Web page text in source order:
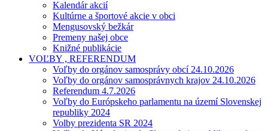
Kalendár akcií
Kultúrne a športové akcie v obci
Mengusovský bežkár
Premeny našej obce
Knižné publikácie
VOĽBY , REFERENDUM
Voľby do orgánov samosprávy obcí 24.10.2026
Voľby do orgánov samosprávnych krajov 24.10.2026
Referendum 4.7.2026
Voľby do Európskeho parlamentu na území Slovenskej
republiky 2024
Volby prezidenta SR 2024